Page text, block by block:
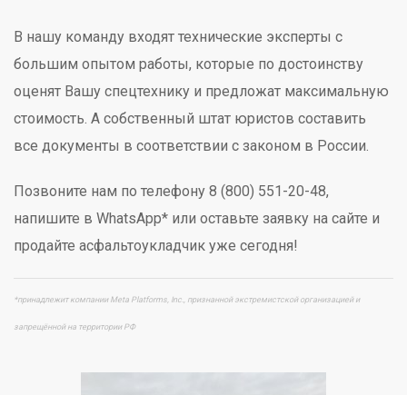
В нашу команду входят технические эксперты с
большим опытом работы, которые по достоинству
оценят Вашу спецтехнику и предложат максимальную
стоимость. А собственный штат юристов составить
все документы в соответствии с законом в России.
Позвоните нам по телефону 8 (800) 551-20-48,
напишите в WhatsApp* или оставьте заявку на сайте и
продайте асфальтоукладчик уже сегодня!
*принадлежит компании Meta Platforms, Inc., признанной экстремистской организацией и
запрещённой на территории РФ